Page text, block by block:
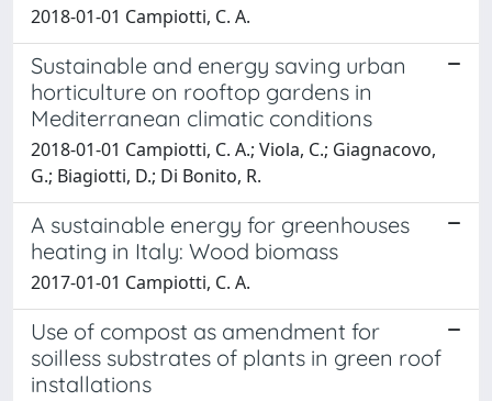
2018-01-01 Campiotti, C. A.
Sustainable and energy saving urban
horticulture on rooftop gardens in
Mediterranean climatic conditions
2018-01-01 Campiotti, C. A.; Viola, C.; Giagnacovo,
G.; Biagiotti, D.; Di Bonito, R.
A sustainable energy for greenhouses
heating in Italy: Wood biomass
2017-01-01 Campiotti, C. A.
Use of compost as amendment for
soilless substrates of plants in green roof
installations